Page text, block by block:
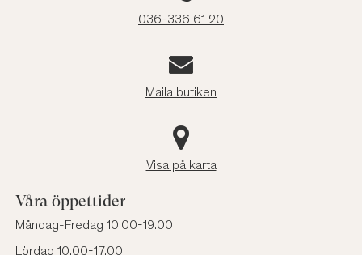
036-336 61 20
Maila butiken
Visa på karta
Våra öppettider
Måndag-Fredag 10.00-19.00
Lördag 10.00-17.00